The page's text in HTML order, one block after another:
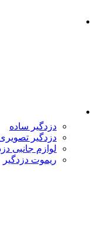
دزدگیر ساده
دزدگیر
لوازم جانبی
ریموت دزدگیر